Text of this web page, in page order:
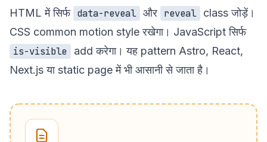
HTML में सिर्फ data-reveal और reveal
class जोड़ें।
CSS common motion style रखेगा। JavaScript सिर्फ
is-visible
add करेगा। यह pattern Astro, React,
Next.js या static page में भी आसानी से जाता है।